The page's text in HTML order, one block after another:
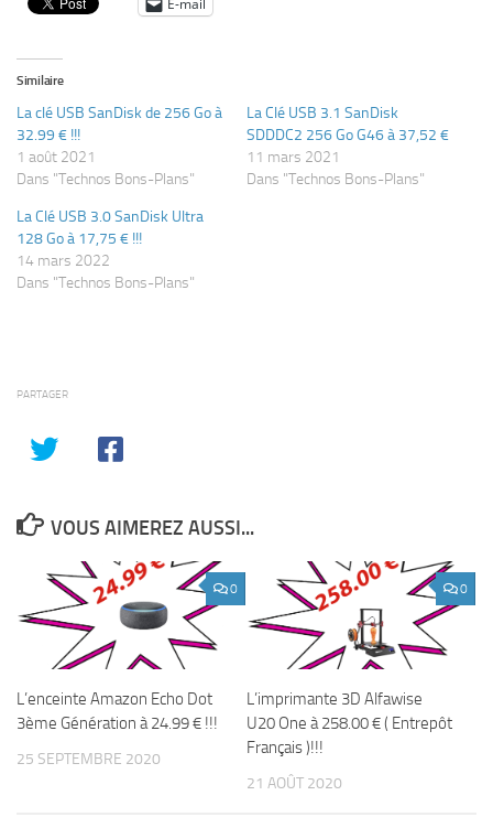
E-mail
Similaire
La clé USB SanDisk de 256 Go à
32.99 € !!!
1 août 2021
Dans "Technos Bons-Plans"
La Clé USB 3.1 SanDisk
SDDDC2 256 Go G46 à 37,52 €
11 mars 2021
Dans "Technos Bons-Plans"
La Clé USB 3.0 SanDisk Ultra
128 Go à 17,75 € !!!
14 mars 2022
Dans "Technos Bons-Plans"
PARTAGER
VOUS AIMEREZ AUSSI...
0
L’enceinte Amazon Echo Dot
3ème Génération à 24.99 € !!!
25 SEPTEMBRE 2020
0
L’imprimante 3D Alfawise
U20 One à 258.00 € ( Entrepôt
Français )!!!
21 AOÛT 2020